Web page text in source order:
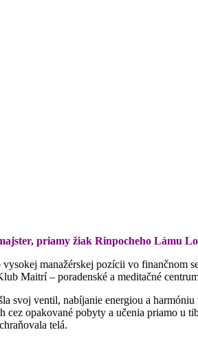
priamy žiak Rinpocheho Lámu
manažérskej pozícii vo finančnom
Maitrí – poradenské a meditačné
svoj ventil, nabíjanie energiou a
cez opakované pobyty a učenia priamo u
telá.